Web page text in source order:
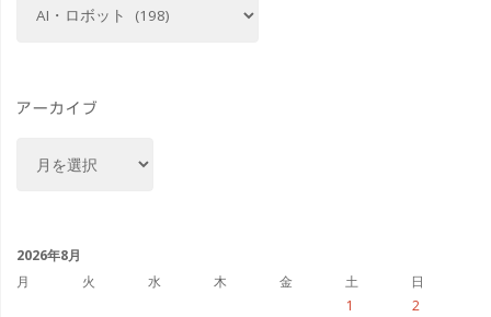
エ
Premium」
ー
アーカイブ
ブ
2026年8月
月
火 水 木 金 土
日
1
2